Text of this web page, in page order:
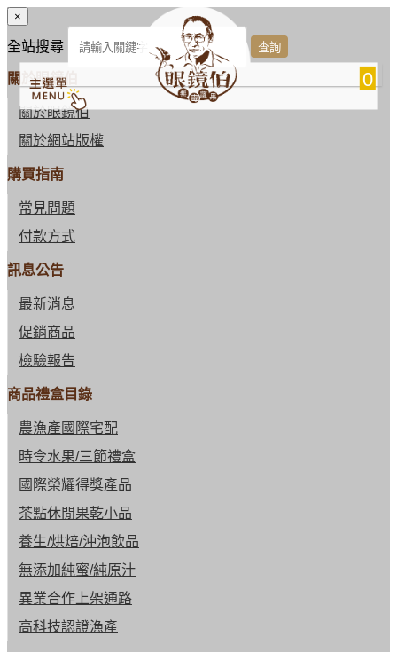
0
×
全站搜尋
關於眼鏡伯
關於眼鏡伯
關於網站版權
購買指南
常見問題
付款方式
訊息公告
最新消息
促銷商品
檢驗報告
商品禮盒目錄
農漁產國際宅配
時令水果/三節禮盒
國際榮耀得獎產品
茶點休閒果乾小品
養生/烘焙/沖泡飲品
無添加純蜜/純原汁
異業合作上架通路
高科技認證漁產